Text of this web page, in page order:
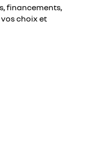
financements,
choix et